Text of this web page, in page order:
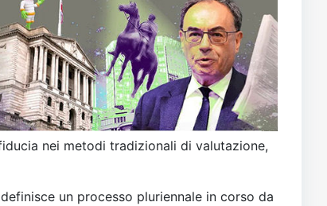
nei metodi tradizionali di valutazione,
un processo pluriennale in corso da